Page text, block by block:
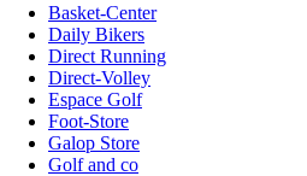
Basket-Center
Daily Bikers
Direct Running
Direct-Volley
Espace Golf
Foot-Store
Galop Store
Golf and co